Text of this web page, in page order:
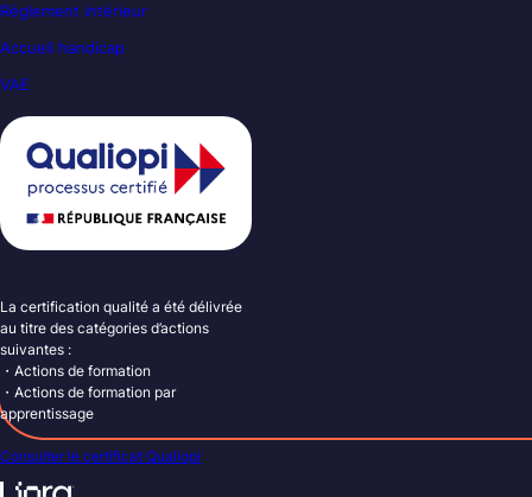
Règlement intérieur
Accueil handicap
VAE
La certification qualité a été délivrée
au titre des catégories d’actions
suivantes :
・Actions de formation
・Actions de formation par
apprentissage
Consulter le certificat Qualiopi